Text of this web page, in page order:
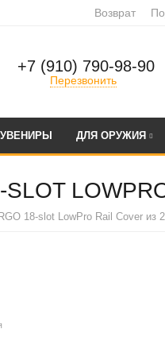
Возврат
+7 (910) 790-98-90
Перезвонить
ДЛЯ ОРУЖИЯ
18-slot LowPro Rail Cover из